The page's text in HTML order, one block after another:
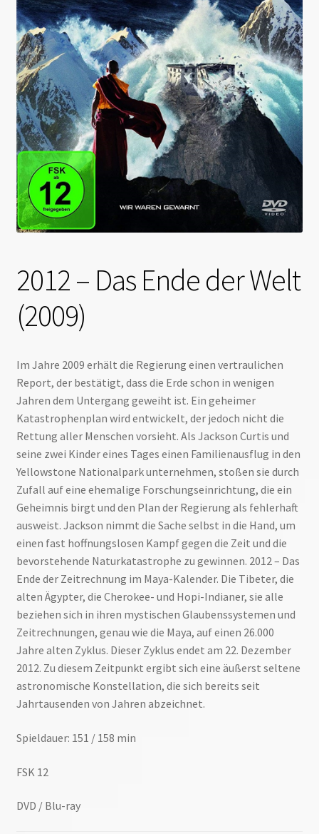
2012 – Das Ende der Welt
(2009)
Im Jahre 2009 erhält die Regierung einen vertraulichen
Report, der bestätigt, dass die Erde schon in wenigen
Jahren dem Untergang geweiht ist. Ein geheimer
Katastrophenplan wird entwickelt, der jedoch nicht die
Rettung aller Menschen vorsieht. Als Jackson Curtis und
seine zwei Kinder eines Tages einen Familienausflug in den
Yellowstone Nationalpark unternehmen, stoßen sie durch
Zufall auf eine ehemalige Forschungseinrichtung, die ein
Geheimnis birgt und den Plan der Regierung als fehlerhaft
ausweist. Jackson nimmt die Sache selbst in die Hand, um
einen fast hoffnungslosen Kampf gegen die Zeit und die
bevorstehende Naturkatastrophe zu gewinnen. 2012 – Das
Ende der Zeitrechnung im Maya-Kalender. Die Tibeter, die
alten Ägypter, die Cherokee- und Hopi-Indianer, sie alle
beziehen sich in ihren mystischen Glaubenssystemen und
Zeitrechnungen, genau wie die Maya, auf einen 26.000
Jahre alten Zyklus. Dieser Zyklus endet am 22. Dezember
2012. Zu diesem Zeitpunkt ergibt sich eine äußerst seltene
astronomische Konstellation, die sich bereits seit
Jahrtausenden von Jahren abzeichnet.
Spieldauer: 151 / 158 min
FSK 12
DVD / Blu-ray